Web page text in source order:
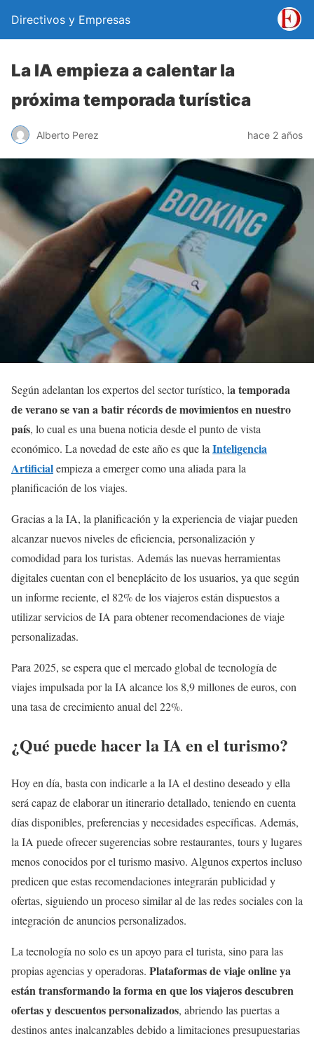
Directivos y Empresas
La IA empieza a calentar la
próxima temporada turística
Alberto Perez hace 2 años
Según adelantan los expertos del sector turístico, la temporada
de verano se van a batir récords de movimientos en nuestro
país, lo cual es una buena noticia desde el punto de vista
económico. La novedad de este año es que la Inteligencia
Artificialempieza a emerger como una aliada para la
planificación de los viajes.
Gracias a la IA, la planificación y la experiencia de viajar pueden
alcanzar nuevos niveles de eficiencia, personalización y
comodidad para los turistas. Además las nuevas herramientas
digitales cuentan con el beneplácito de los usuarios, ya que según
un informe reciente, el 82% de los viajeros están dispuestos a
utilizar servicios de IA para obtener recomendaciones de viaje
personalizadas.
Para 2025, se espera que el mercado global de tecnología de
viajes impulsada por la IA alcance los 8,9 millones de euros, con
una tasa de crecimiento anual del 22%.
¿Qué puede hacer la IA en el turismo?
Hoy en día, basta con indicarle a la IA el destino deseado y ella
será capaz de elaborar un itinerario detallado, teniendo en cuenta
días disponibles, preferencias y necesidades específicas. Además,
la IA puede ofrecer sugerencias sobre restaurantes, tours y lugares
menos conocidos por el turismo masivo. Algunos expertos incluso
predicen que estas recomendaciones integrarán publicidad y
ofertas, siguiendo un proceso similar al de las redes sociales con la
integración de anuncios personalizados.
La tecnología no solo es un apoyo para el turista, sino para las
propias agencias y operadoras. Plataformas de viaje online ya
están transformando la forma en que los viajeros descubren
ofertas y descuentos personalizados, abriendo las puertas a
destinos antes inalcanzables debido a limitaciones presupuestarias